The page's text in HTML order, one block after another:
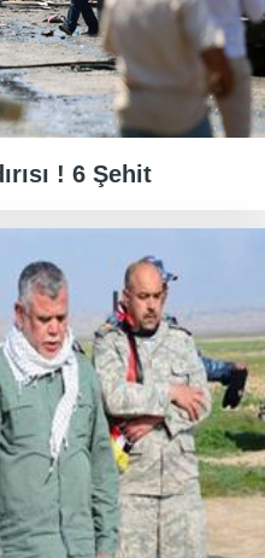
! 6 Şehit